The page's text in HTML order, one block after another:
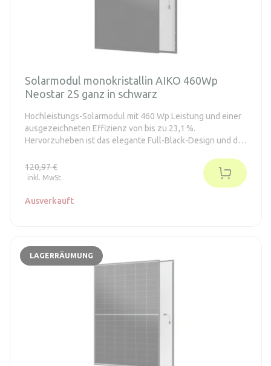
Solarmodul monokristallin AIKO 460Wp
Neostar 2S ganz in schwarz
Hochleistungs-Solarmodul mit 460 Wp Leistung und einer
ausgezeichneten Effizienz von bis zu 23,1 %.
Hervorzuheben ist das elegante Full-Black-Design und die
besondere Eigenschaft dieser Module ist die integrierte
Optimierung bei teilweiser Verschattung.
120,97 €
inkl. MwSt.
Ausverkauft
LAGERRÄUMUNG